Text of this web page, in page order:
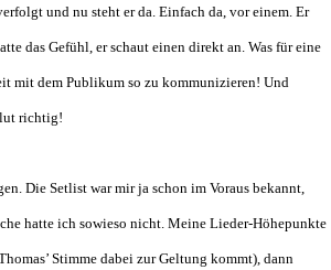
und nu steht er da. Einfach da, vor einem. Er
das Gefühl, er schaut einen direkt an. Was für eine
mit dem Publikum so zu kommunizieren! Und
richtig!
Die Setlist war mir ja schon im Voraus bekannt,
hatte ich sowieso nicht. Meine Lieder-Höhepunkte
Stimme dabei zur Geltung kommt), dann